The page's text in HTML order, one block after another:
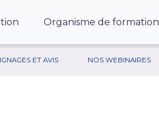
Organisme de formation
ET AVIS NOS WEBINAIRES